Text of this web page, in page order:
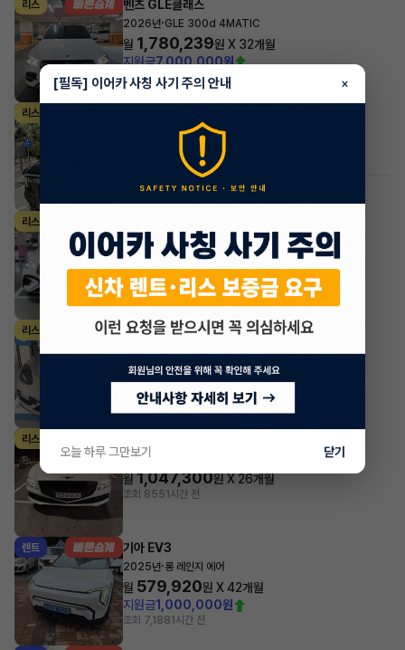
리스 벤츠 GLE클래스
2026년·GLE 300d 4MATIC
월 1,780,239원 X 32개월
지원금7,000,000원
조회 239 방금전
리스
2.2 디젤 4WD M7
795,850원 X
방금전
#저신용
리스
2024년 GLE 53 AMG 4MATIC+
월 2,219,100원 X 34 개월
지원금10,000,000원
조회 606방금전
리스 포르쉐 파나메라
월1,729,300원 X32개월
조회 2,023 방금전
리스
2024년
월 1,047,300원 X 26개월
조회 8551시간 전
렌트 기아 EV3
2025년·롱 레인지 에어
월 579,920원 X42개월
지원금1,000,000원
조회 7,1881시간 전
[필독] 이어카 사칭 사기 주의 안내 ×
오늘 하루 그만보기 닫기